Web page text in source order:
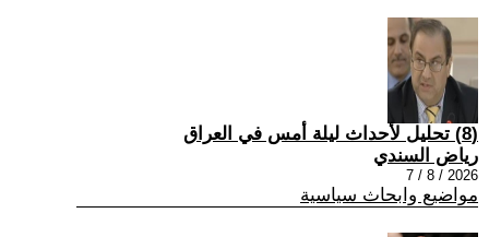
(8) تحليل لأحداث ليلة أمس في العراق
رياض السندي
2026 / 8 / 7
مواضيع وابحاث سياسية